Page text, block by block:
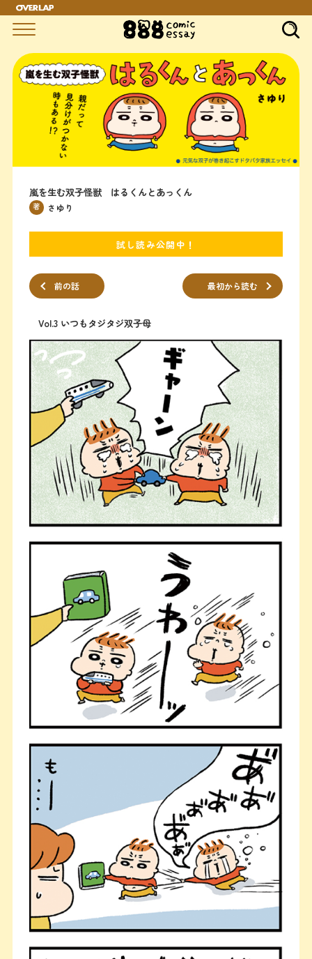
嵐を生む双子怪獣 はるくんとあっくん
著 さゆり
試し読み公開中！
前の話 最初から読む
Vol.3 いつもタジタジ双子母